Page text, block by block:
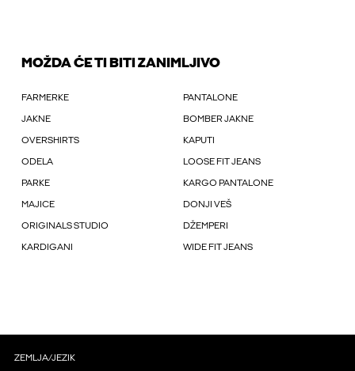
MOŽDA ĆE TI BITI ZANIMLJIVO
FARMERKE PANTALONE
JAKNE BOMBER JAKNE
OVERSHIRTS KAPUTI
ODELA LOOSE FIT JEANS
PARKE KARGO PANTALONE
MAJICE DONJI VEŠ
ORIGINALS STUDIO DŽEMPERI
KARDIGANI WIDE FIT JEANS
ZEMLJA/JEZIK